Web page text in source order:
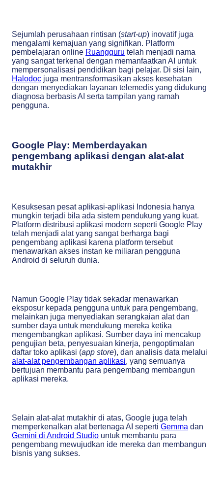
Sejumlah perusahaan rintisan (start-up) inovatif juga
mengalami kemajuan yang signifikan. Platform
pembelajaran online Ruangguru telah menjadi nama
yang sangat terkenal dengan memanfaatkan AI untuk
mempersonalisasi pendidikan bagi pelajar. Di sisi lain,
Halodoc juga mentransformasikan akses kesehatan
dengan menyediakan layanan telemedis yang didukung
diagnosa berbasis AI serta tampilan yang ramah
pengguna.
Google Play: Memberdayakan
pengembang aplikasi dengan alat-alat
mutakhir
Kesuksesan pesat aplikasi-aplikasi Indonesia hanya
mungkin terjadi bila ada sistem pendukung yang kuat.
Platform distribusi aplikasi modern seperti Google Play
telah menjadi alat yang sangat berharga bagi
pengembang aplikasi karena platform tersebut
menawarkan akses instan ke miliaran pengguna
Android di seluruh dunia.
Namun Google Play tidak sekadar menawarkan
eksposur kepada pengguna untuk para pengembang,
melainkan juga menyediakan serangkaian alat dan
sumber daya untuk mendukung mereka ketika
mengembangkan aplikasi. Sumber daya ini mencakup
pengujian beta, penyesuaian kinerja, pengoptimalan
daftar toko aplikasi (app store), dan analisis data melalui
alat-alat pengembangan aplikasi, yang semuanya
bertujuan membantu para pengembang membangun
aplikasi mereka.
Selain alat-alat mutakhir di atas, Google juga telah
memperkenalkan alat bertenaga AI seperti Gemma dan
Gemini di Android Studio untuk membantu para
pengembang mewujudkan ide mereka dan membangun
bisnis yang sukses.